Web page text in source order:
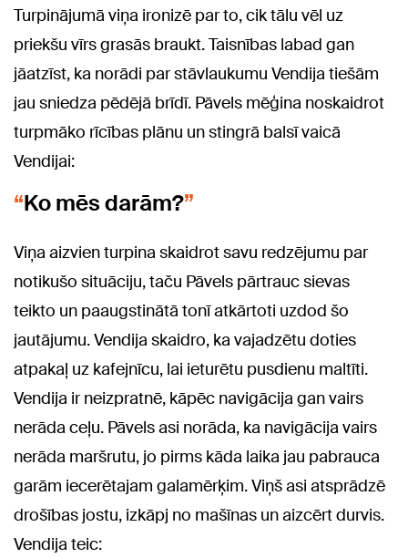
Turpinājumā viņa ironizē par to, cik tālu vēl uz
priekšu vīrs grasās braukt. Taisnības labad gan
jāatzīst, ka norādi par stāvlaukumu Vendija tiešām
jau sniedza pēdējā brīdī. Pāvels mēģina noskaidrot
turpmāko rīcības plānu un stingrā balsī vaicā
Vendijai:
Ko mēs darām?
Viņa aizvien turpina skaidrot savu redzējumu par
notikušo situāciju, taču Pāvels pārtrauc sievas
teikto un paaugstinātā tonī atkārtoti uzdod šo
jautājumu. Vendija skaidro, ka vajadzētu doties
atpakaļ uz kafejnīcu, lai ieturētu pusdienu maltīti.
Vendija ir neizpratnē, kāpēc navigācija gan vairs
nerāda ceļu. Pāvels asi norāda, ka navigācija vairs
nerāda maršrutu, jo pirms kāda laika jau pabrauca
garām iecerētajam galamērķim. Viņš asi atsprādzē
drošības jostu, izkāpj no mašīnas un aizcērt durvis.
Vendija teic: